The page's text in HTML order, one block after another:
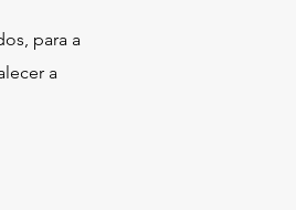
para a
a